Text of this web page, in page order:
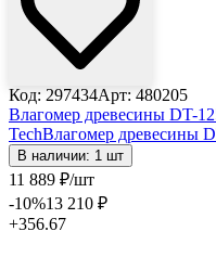
Код: 297434Арт: 480205
Влагомер древесины DT-
TechВлагомер древесины
В наличии: 1 шт
11 889 ₽/шт
-10%13 210 ₽
+356.67